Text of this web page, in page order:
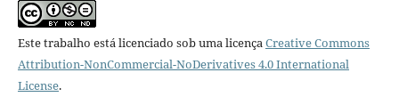
Este trabalho está licenciado sob uma licençaCreative Commons
Attribution-NonCommercial-NoDerivatives 4.0 International
License.